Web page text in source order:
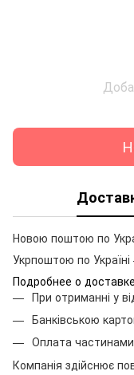
Новою поштою по
Укрпоштою по
Подробнее о доставке
При отриманні у
Банківською
Оплата
Компанія здійснює